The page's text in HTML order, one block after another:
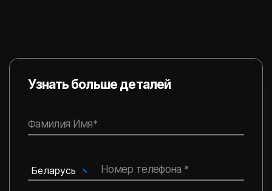
Узнать больше деталей
Фамилия Имя*
Беларусь Номер телефона *